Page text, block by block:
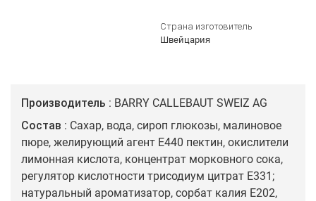
Страна изготовитель
Швейцария
Производитель
BARRY CALLEBAUT SWEIZ AG
Состав
Сахар, вода, сироп глюкозы, малиновое
пюре, желирующий агент Е440 пектин, окислители
лимонная кислота, концентрат морковного сока,
регулятор кислотности трисодиум цитрат Е331;
натуральный ароматизатор, сорбат калия Е202,